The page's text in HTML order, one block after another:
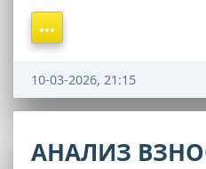
10-03-2026, 21:15
АНАЛИЗ